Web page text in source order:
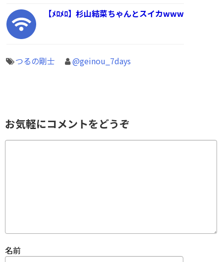
【ﾒﾛﾒﾛ】杉山結菜ちゃんとスイカwww
つるの剛士 @geinou_7days
お気軽にコメントをどうぞ
名前